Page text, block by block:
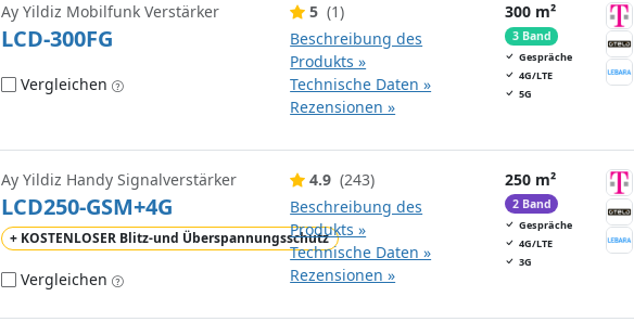
Ay Yildiz Mobilfunk Verstärker
LCD-300FG
Vergleichen
5 (1)
Beschreibung des
Produkts »
Technische Daten »
Rezensionen »
300 m²
3 Band
Gespräche
4G/LTE
5G
Ay Yildiz Handy Signalverstärker
LCD250-GSM+4G
+ KOSTENLOSER Blitz-und Überspannungsschutz
Vergleichen
4.9 (243)
Beschreibung des
Produkts »
Technische Daten »
Rezensionen »
250 m²
2 Band
Gespräche
4G/LTE
3G